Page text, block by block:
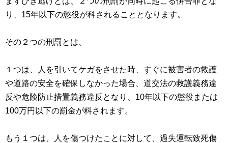
り、15年以下の懲役が科されることとなります。
その２つの刑罰とは、
１つは、人を引いてケガをさせた時、すぐに被害者の救護
や道路の安全を確保しなかった場合、道交法の救護義務違
反や危険防止措置義務違反となり、10年以下の懲役または
100万円以下の罰金が科されます。
もう１つは、人を傷つけたことに対して、過失運転致死傷